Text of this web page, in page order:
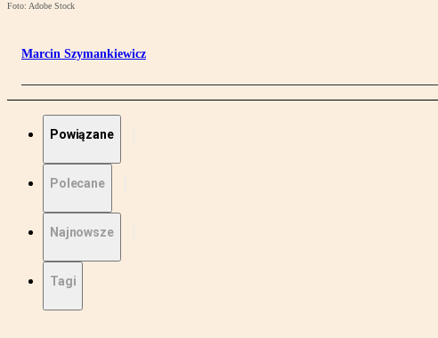
Foto: Adobe Stock
Marcin Szymankiewicz
Powiązane
Polecane
Najnowsze
Tagi